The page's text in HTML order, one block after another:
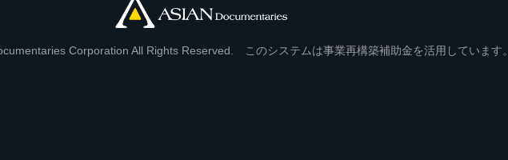
Corporation All Rights Reserved. このシステムは事業再構築補助金を活用しています。